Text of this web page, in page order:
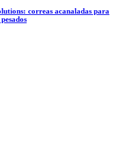
correas acanaladas para